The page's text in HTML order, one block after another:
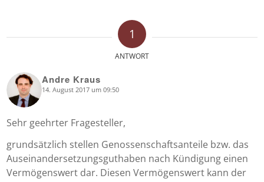
1
ANTWORT
Andre Kraus
says: 14. August 2017 um 09:50
Sehr geehrter Fragesteller,
grundsätzlich stellen Genossenschaftsanteile bzw. das
Auseinandersetzungsguthaben nach Kündigung einen
Vermögenswert dar. Diesen Vermögenswert kann der